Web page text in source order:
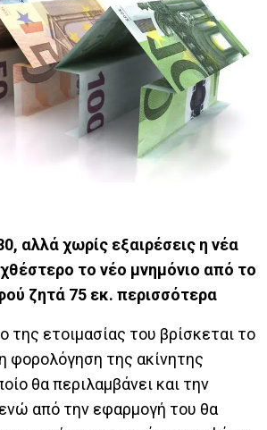
αλλά χωρίς εξαιρέσεις η νέα
το νέο μνημόνιο από το
ζητά 75 εκ. περισσότερα
της ετοιμασίας του βρίσκεται το
φορολόγηση της ακίνητης
θα περιλαμβάνει και την
από την εφαρμογή του θα